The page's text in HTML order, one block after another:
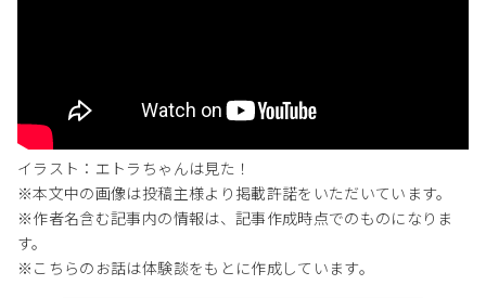
イラスト：エトラちゃんは見た！
※本文中の画像は投稿主様より掲載許諾をいただいています。
※作者名含む記事内の情報は、記事作成時点でのものになりま
す。
※こちらのお話は体験談をもとに作成しています。